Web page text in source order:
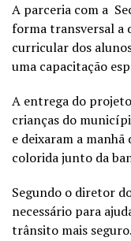
A parceria com a
forma transversal a
curricular dos
uma capacitação
A entrega do
crianças do
e deixaram a
colorida junto da
Segundo o diretor
necessário para
trânsito mais